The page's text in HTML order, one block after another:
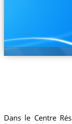
Dans le Centre